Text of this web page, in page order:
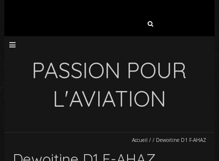
PASSION POUR
L'AVIATION
Accueil / / Dewoitine D1 F-AHAZ